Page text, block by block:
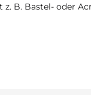
B. Bastel- oder